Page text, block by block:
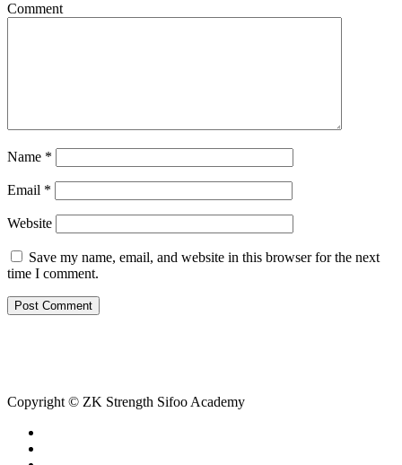
Comment
Name *
Email *
Website
Save my name, email, and website in this browser for the next
time I comment.
Copyright © ZK Strength Sifoo Academy